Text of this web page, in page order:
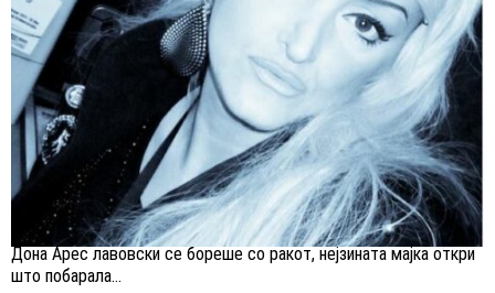
Дона Арес лавовски се бореше со ракот, нејзината мајка откри
што побарала...